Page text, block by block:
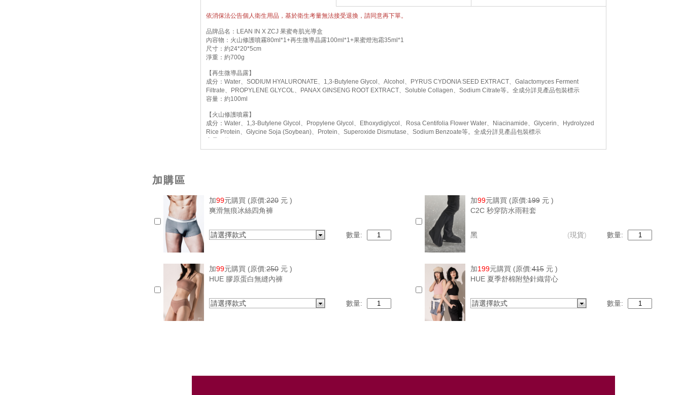
依消保法公告個人衛生用品，基於衛生考量無法接受退換，請同意再下單。
品牌品名：LEAN IN X ZCJ 果蜜奇肌光導盒
內容物：火山修護噴霧80ml*1+再生微導晶露100ml*1+果蜜燈泡霜35ml*1
尺寸：約24*20*5cm
淨重：約700g
【再生微導晶露】
成分：Water、SODIUM HYALURONATE、1,3-Butylene Glycol、Alcohol、PYRUS CYDONIA SEED EXTRACT、Galactomyces Ferment
Filtrate、PROPYLENE GLYCOL、PANAX GINSENG ROOT EXTRACT、Soluble Collagen、Sodium Citrate等。全成分詳見產品包裝標示
容量：約100ml
【火山修護噴霧】
成分：Water、1,3-Butylene Glycol、Propylene Glycol、Ethoxydiglycol、Rosa Centifolia Flower Water、Niacinamide、Glycerin、Hydrolyzed
Rice Protein、Glycine Soja (Soybean)、Protein、Superoxide Dismutase、Sodium Benzoate等。全成分詳見產品包裝標示
【果蜜燈泡霜】
成分：角鯊烷、夏威夷堅果油、酪梨油、小球藻萃取、沙棘果萃取、皺波角叉菜萃取、菸鹼醯胺、珊瑚薸萃取、沒藥醇、棕櫚醯四肽-7、泛醇、聚
麩胺酸鈉、PCA鈉、玻尿酸鈉。全成分詳見產品包裝標示
投保內容：已投保富邦產品責任險1000萬元
其他檢驗：經SGS檢驗通過
加購區
加99元購買 (原價:220 元 )
爽滑無痕冰絲四角褲
請選擇款式 數量:
加99元購買 (原價:199元 )
C2C 秒穿防水雨鞋套
黑 (現貨) 數量:
加99元購買 (原價:250 元 )
HUE 膠原蛋白無縫內褲
請選擇款式 數量:
加199元購買 (原價:415元 )
HUE 夏季舒棉附墊針織背心
請選擇款式 數量: